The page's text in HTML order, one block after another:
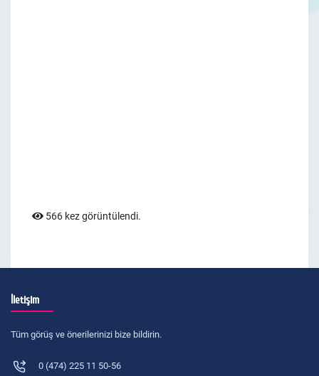
566 kez görüntülendi.
İletişim
Tüm görüş ve önerilerinizi bize bildirin.
0 (474) 225 11 50-56